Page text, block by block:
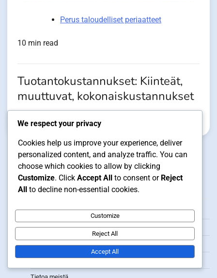
Perus taloudelliset periaatteet
10 min read
Tuotantokustannukset: Kiinteät,
muuttuvat, kokonaiskustannukset
Aaro Niemi 29/01/2026
Oikeudellinen
Tietosuojapolitiikka
Ota yhteyttä meihin
Evästeasetukset
Käyttöehdot
We respect your privacy
Cookies help us improve your experience, deliver
personalized content, and analyze traffic. You can
choose which cookies to allow by clicking
Customize. Click Accept All to consent or Reject
All to decline non-essential cookies.
Customize
Reject All
Accept All